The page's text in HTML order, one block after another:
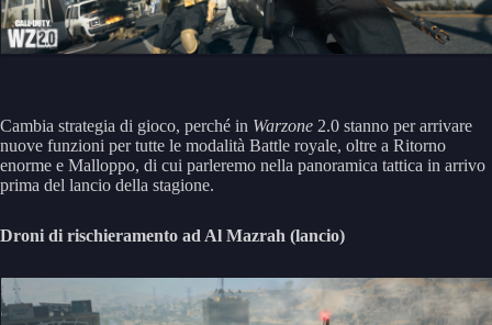
Cambia strategia di gioco, perché in Warzone 2.0 stanno per arrivare
nuove funzioni per tutte le modalità Battle royale, oltre a Ritorno
enorme e Malloppo, di cui parleremo nella panoramica tattica in arrivo
prima del lancio della stagione.
Droni di rischieramento ad Al Mazrah (lancio)